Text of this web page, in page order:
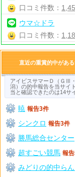
口コミ件数：
ウマ☆ドラ
口コミ件数：
直近の重賞的中があ
アイビスサマーＤ（ＧⅢ
潟）の的中報告を当サイ
当と確認できたのは14サ
暁 報告3件
シンクロ 報告3件
勝馬総合センター
超すごい競馬 報
みどりの的中ら